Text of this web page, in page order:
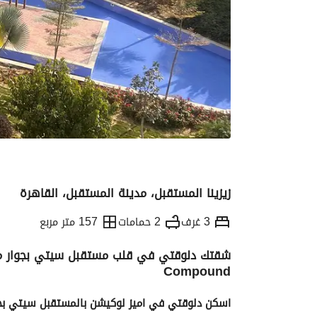
زيزينا المستقبل، مدينة المستقبل، القاهرة
3 غرف 2 حمامات 157 متر مربع
التفاصيل الاتجاهات والمؤشرات رهن عقاري Compound